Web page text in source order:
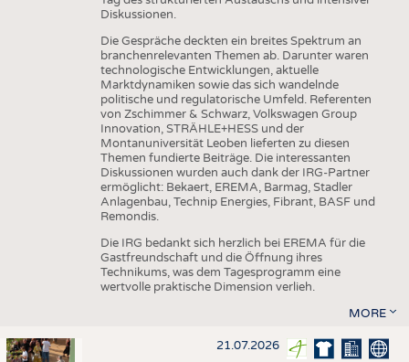
Diskussionen.
Die Gespräche deckten ein breites Spektrum an
branchenrelevanten Themen ab. Darunter waren
technologische Entwicklungen, aktuelle
Marktdynamiken sowie das sich wandelnde
politische und regulatorische Umfeld. Referenten
von Zschimmer & Schwarz, Volkswagen Group
Innovation, STRÄHLE+HESS und der
Montanuniversität Leoben lieferten zu diesen
Themen fundierte Beiträge. Die interessanten
Diskussionen wurden auch dank der IRG-Partner
ermöglicht: Bekaert, EREMA, Barmag, Stadler
Anlagenbau, Technip Energies, Fibrant, BASF und
Remondis.
Die IRG bedankt sich herzlich bei EREMA für die
Gastfreundschaft und die Öffnung ihres
Technikums, was dem Tagesprogramm eine
wertvolle praktische Dimension verlieh.
MORE
21.07.2026